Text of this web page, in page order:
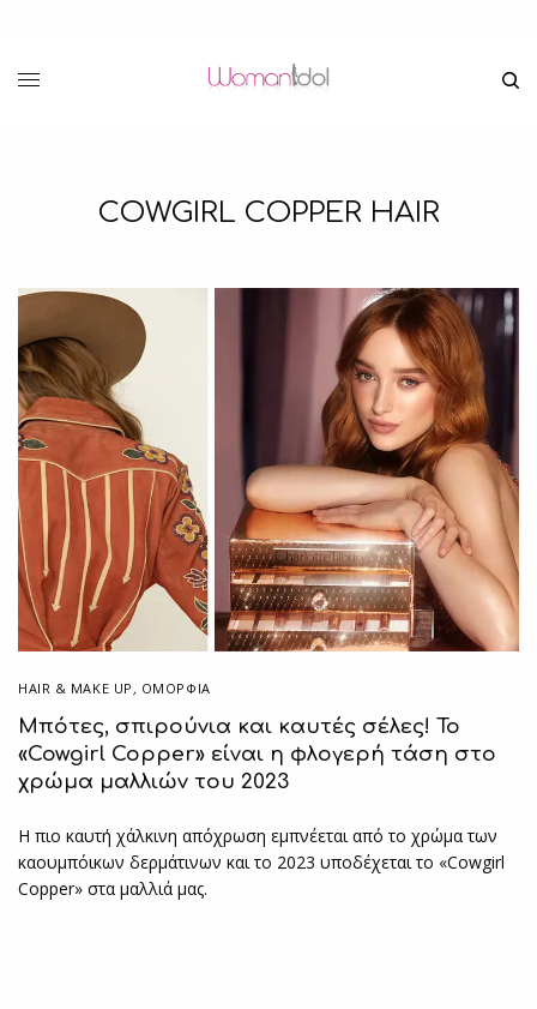
COWGIRL COPPER HAIR
HAIR & MAKE UP , ΟΜΟΡΦΙΑ
Μπότες, σπιρούνια και καυτές σέλες! Το
«Cowgirl Copper» είναι η φλογερή τάση στο
χρώμα μαλλιών του 2023
Η πιο καυτή χάλκινη απόχρωση εμπνέεται από το χρώμα των
καουμπόικων δερμάτινων και το 2023 υποδέχεται το «Cowgirl
Copper» στα μαλλιά μας.